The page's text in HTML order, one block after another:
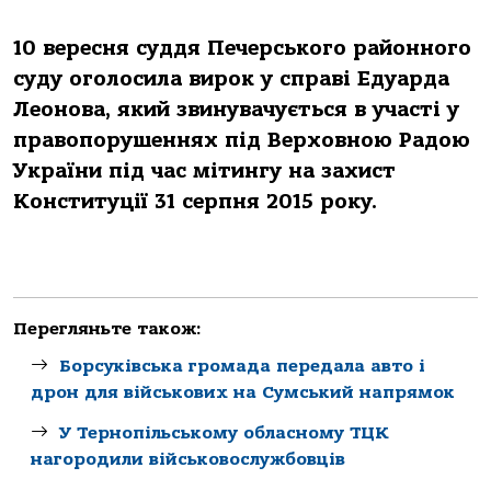
10 вересня суддя Печерського районного
суду оголосила вирок у справі Едуарда
Леонова, який звинувачується в участі у
правопорушеннях під Верховною Радою
України під час мітингу на захист
Конституції 31 серпня 2015 року.
Перегляньте також:
Борсуківська громада передала авто і
дрон для військових на Сумський напрямок
У Тернопільському обласному ТЦК
нагородили військовослужбовців